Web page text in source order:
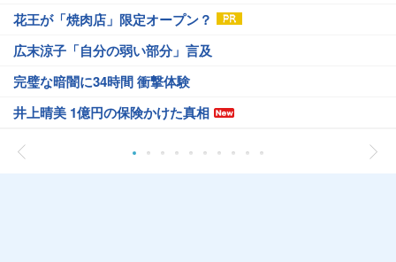
花王が「焼肉店」限定オープン？
広末涼子「自分の弱い部分」言及
完璧な暗闇に34時間 衝撃体験
井上晴美 1億円の保険かけた真相